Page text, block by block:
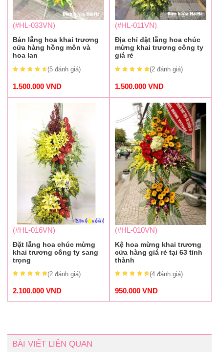
(#HL-033VN)
Bán lẵng hoa khai trương
cửa hàng hồng môn và
hoa lan
(5 đánh giá)
1.500.000 VND
(#HL-011VN)
Địa chỉ đặt lẵng hoa chúc
mừng khai trương công ty
giá rẻ
(2 đánh giá)
1.500.000 VND
(#HL-016VN)
Đặt lẵng hoa chúc mừng
khai trương công ty sang
trọng
(2 đánh giá)
2.100.000 VND
(#HL-010VN)
Kệ hoa mừng khai trương
cửa hàng giá rẻ tại 63 tỉnh
thành
(4 đánh giá)
950.000 VND
BÀI VIẾT LIÊN QUAN